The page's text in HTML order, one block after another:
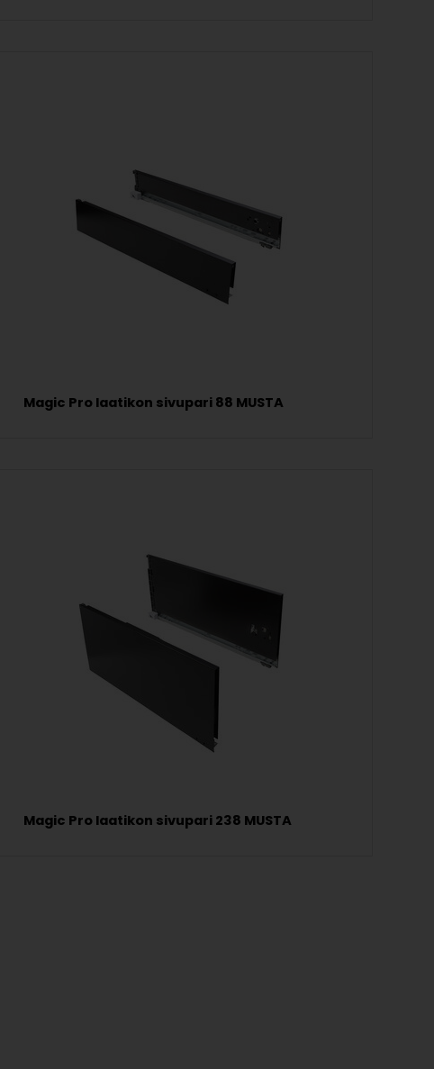
Magic Pro laatikon sivupari 88 MUSTA
Magic Pro laatikon sivupari 238 MUSTA